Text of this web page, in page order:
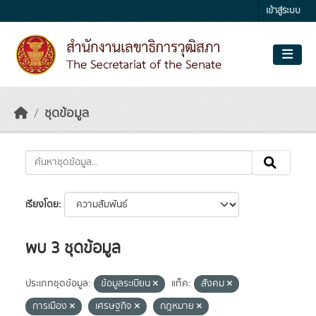
เข้าสู่ระบบ
ชุดข้อมูล
เรียงโดย
พบ 3 ชุดข้อมูล
ประเภทชุดข้อมูล: ข้อมูลระเบียน แท็ค:
สังคม
การเมือง
เศรษฐกิจ
กฎหมาย